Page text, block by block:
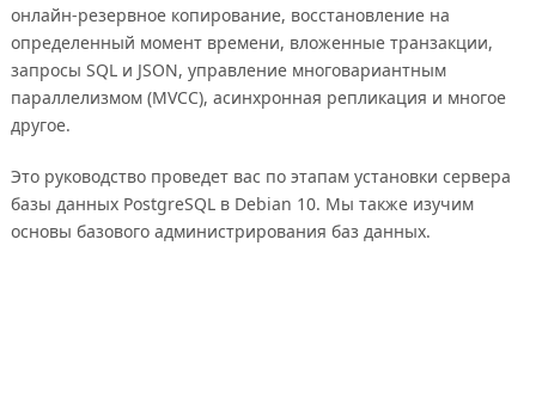
онлайн-резервное копирование, восстановление на
определенный момент времени, вложенные транзакции,
запросы SQL и JSON, управление многовариантным
параллелизмом (MVCC), асинхронная репликация и многое
другое.
Это руководство проведет вас по этапам установки сервера
базы данных PostgreSQL в Debian 10. Мы также изучим
основы базового администрирования баз данных.